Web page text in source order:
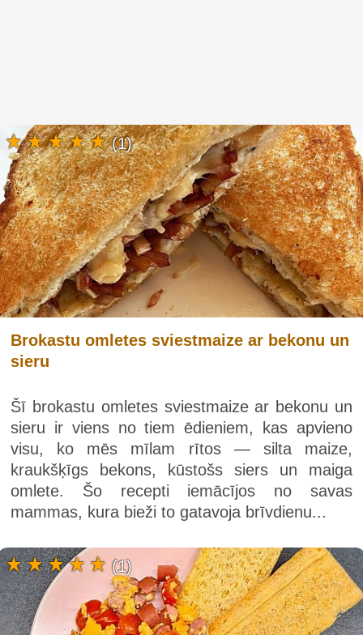
Brokastu omletes sviestmaize ar bekonu un
sieru
Šī brokastu omletes sviestmaize ar bekonu un
sieru ir viens no tiem ēdieniem, kas apvieno
visu, ko mēs mīlam rītos — silta maize,
kraukšķīgs bekons, kūstošs siers un maiga
omlete. Šo recepti iemācījos no savas
mammas, kura bieži to gatavoja brīvdienu...
(1)
(1)